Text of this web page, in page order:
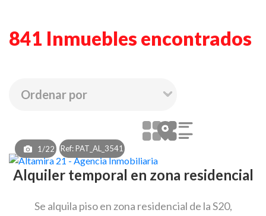
841 Inmuebles encontrados
1/22 Ref: PAT_AL_3541
Alquiler temporal en zona residencial
Se alquila piso en zona residencial de la S20,